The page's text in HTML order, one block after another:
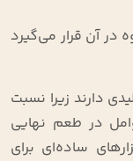
آن قرار می‌گیرد
دارند زیرا نسبت
در طعم نهایی
ساده‌ای برای